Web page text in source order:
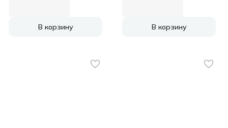
В корзину
регулировка наклона,
Внутренний, Реестр
В корзину